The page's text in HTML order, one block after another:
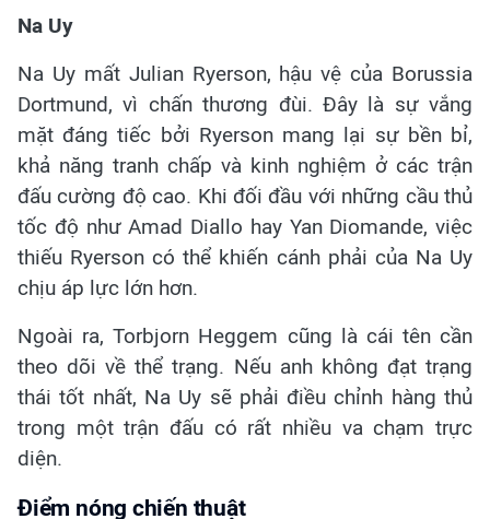
Na Uy
Na Uy mất Julian Ryerson, hậu vệ của Borussia
Dortmund, vì chấn thương đùi. Đây là sự vắng
mặt đáng tiếc bởi Ryerson mang lại sự bền bỉ,
khả năng tranh chấp và kinh nghiệm ở các trận
đấu cường độ cao. Khi đối đầu với những cầu thủ
tốc độ như Amad Diallo hay Yan Diomande, việc
thiếu Ryerson có thể khiến cánh phải của Na Uy
chịu áp lực lớn hơn.
Ngoài ra, Torbjorn Heggem cũng là cái tên cần
theo dõi về thể trạng. Nếu anh không đạt trạng
thái tốt nhất, Na Uy sẽ phải điều chỉnh hàng thủ
trong một trận đấu có rất nhiều va chạm trực
diện.
Điểm nóng chiến thuật